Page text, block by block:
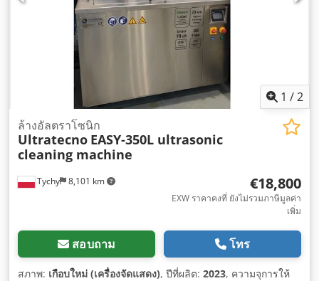
1 /2
Tychy 8,101 km
ล้างอัลตราโซนิก
Ultratecno EASY-350L ultrasonic
cleaning machine
€18,800
EXW ราคาคงที่ ยังไม่รวมภาษีมูลค่า
เพิ่ม
สอบถาม โทร
สภาพ: เกือบใหม่ (เครื่องจัดแสดง), ปีที่ผลิต: 2023, ความจุการให้